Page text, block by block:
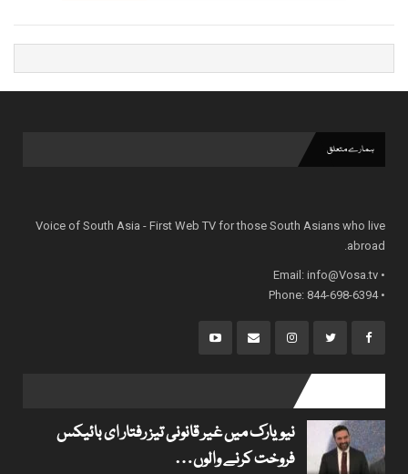
ہمارے متعلق
Voice of South Asia - First Web TV for those South Asians who live
abroad.
• Email:
info@Vosa.tv
• Phone: 844-698-6394
نیویارک میں غیر قانونی تیز رفتار ای بائیکس
فروخت کرنے والوں…